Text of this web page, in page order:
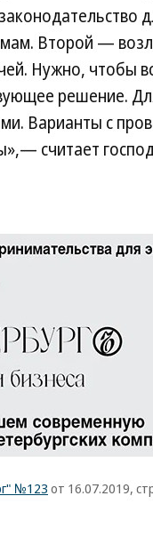
Второй —
Нужно, чтобы
решение.
Варианты с
считает
№123 от 16.07.2019,